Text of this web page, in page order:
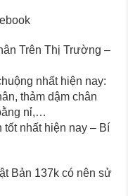
Trên Thị Trường –
nhất hiện nay:
thảm dậm chân
nỉ,…
tốt nhất hiện nay – Bí
Bản 137k có nên sử